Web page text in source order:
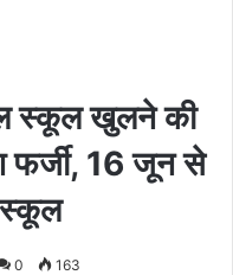
स्कूल खुलने की
फर्जी, 16 जून से
0 163